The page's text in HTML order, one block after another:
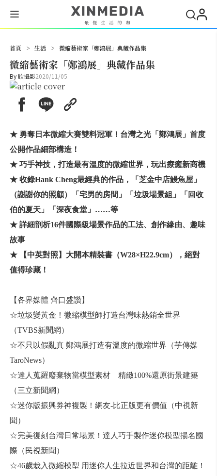
首頁 > 生活 > 微縮藝術家「鄭鴻展」典藏作品集
微縮藝術家「鄭鴻展」典藏作品集
By欣攝影2020/11/05
★ 勇奪日本微縮大賽雙料冠軍！台灣之光「鄭鴻展」首度
公開作品細部構造！
★ 巧手神技，打造最有溫度的微縮世界，玩出療癒新商機
★ 收錄Hank Cheng最經典的作品，「芝金中店鰻魚屋」
（謝謝你的照顧）「宅男的房間」「垃圾場景組」「回收
伯的夏天」「深夜食堂」……等
★ 詳細剖析16件國際級場景作品的工法、創作緣由、趣味
故事
★ 【中英對照】大開本精裝書（W28×H22.9cm），絕對
值得珍藏！
【各界媒體 齊口盛讚】
☆垃圾變黃金！微縮模型師打造台灣味熱銷全世界
（TVBS新聞網）
☆不只以假亂真 鄭鴻展打造有溫度的微縮世界（芋傳媒
TaroNews）
☆達人蒐羅廢棄物當模型素材 精緻100%還原街景建築
（三立新聞網）
☆迷你版振興券神複製！網友-比正版更有價值（中視新
聞）
☆完美復刻台灣日常場景！達人巧手製作迷你模型揚名國
際（民視新聞）
☆46歲栽入微縮模型 用迷你人生拉近世界和台灣的距離！